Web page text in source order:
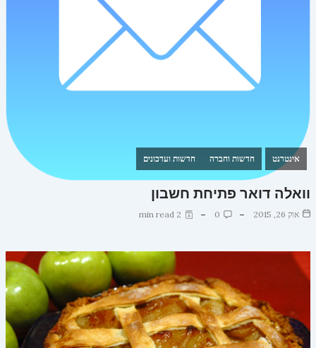
אינטרנט חדשות וחברה חדשות ועדכונים
וואלה דואר פתיחת חשבון
אוק 26, 2015 0
2 min read